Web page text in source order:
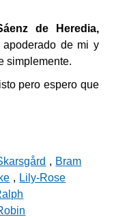
de Heredia,
de mi y
simplemente.
pero espero que
, Bram
, Lily-Rose